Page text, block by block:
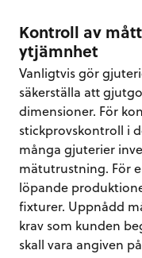
Kontroll av
ytjämnhet
Vanligtvis gör
säkerställa att
dimensioner. För
stickprovskontroll i
många gjuterier
mätutrustning. För
löpande
fixturer. Uppnådd
krav som kunden
skall vara angiven